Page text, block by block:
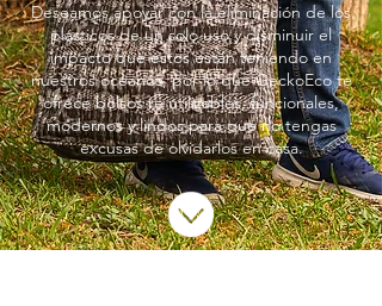
Deseamos apoyar con la eliminación de los
plásticos de un solo uso y disminuir el
impacto que estos están teniendo en
nuestros océanos, por lo que GeckoEco te
ofrece bolsos re utilizables, funcionales,
modernos y lindos para que no tengas
excusas de olvidarlos en casa.